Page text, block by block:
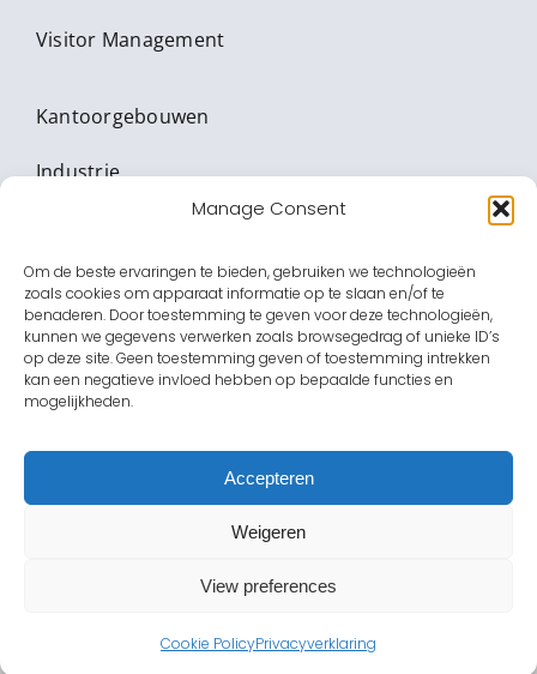
Manage Consent
Om de beste ervaringen te bieden, gebruiken we technologieën
zoals cookies om apparaat informatie op te slaan en/of te
benaderen. Door toestemming te geven voor deze technologieën,
kunnen we gegevens verwerken zoals browsegedrag of unieke ID’s
op deze site. Geen toestemming geven of toestemming intrekken
kan een negatieve invloed hebben op bepaalde functies en
mogelijkheden.
Accepteren
Weigeren
View preferences
Cookie PolicyPrivacyverklaring
Visitor Management
Kantoorgebouwen
Industrie
Banken & Waardetransport
Onderwijs
Zorginstellingen
Amusement
Overheid
|PRIVACY|DISCLAIMER|SUPPORT